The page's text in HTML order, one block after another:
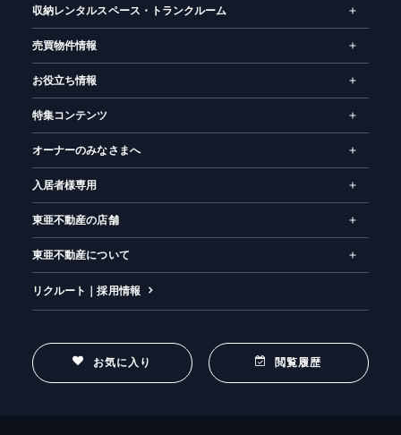
収納レンタルスペース・トランクルーム
売買物件情報
お役立ち情報
特集コンテンツ
オーナーのみなさまへ
入居者様専用
東亜不動産の店舗
東亜不動産について
リクルート｜採用情報
お気に入り 閲覧履歴